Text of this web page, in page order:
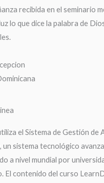
recibida en el seminario
lo que dice la palabra de
el Sistema de Gestión de
un sistema tecnológico
a nivel mundial por
El contenido del curso